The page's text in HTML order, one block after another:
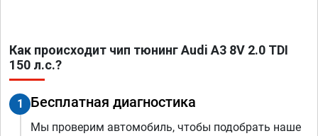
Как происходит чип тюнинг Audi A3 8V 2.0 TDI
150 л.с.?
1 Бесплатная диагностика
Мы проверим автомобиль, чтобы подобрать наше